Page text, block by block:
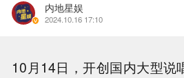
内地星娱
2024.10.16 17:10
10月14日，开创国内大型说